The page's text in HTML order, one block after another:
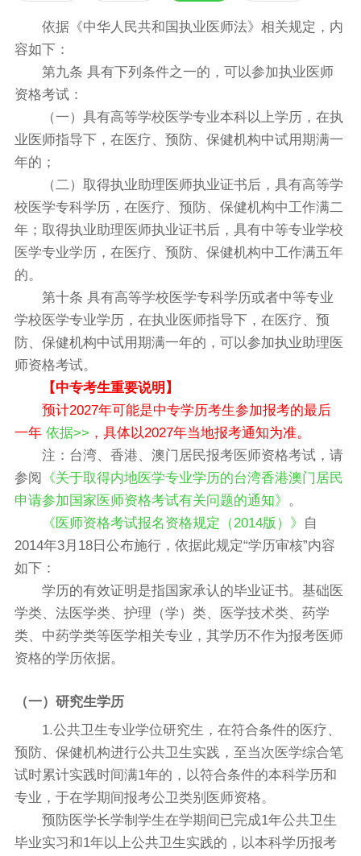
依据《中华人民共和国执业医师法》相关规定，内
容如下：
第九条 具有下列条件之一的，可以参加执业医师
资格考试：
（一）具有高等学校医学专业本科以上学历，在执
业医师指导下，在医疗、预防、保健机构中试用期满一
年的；
（二）取得执业助理医师执业证书后，具有高等学
校医学专科学历，在医疗、预防、保健机构中工作满二
年；取得执业助理医师执业证书后，具有中等专业学校
医学专业学历，在医疗、预防、保健机构中工作满五年
的。
第十条 具有高等学校医学专科学历或者中等专业
学校医学专业学历，在执业医师指导下，在医疗、预
防、保健机构中试用期满一年的，可以参加执业助理医
师资格考试。
【中专考生重要说明】
预计2027年可能是中专学历考生参加报考的最后
一年 依据>> ，具体以2027年当地报考通知为准。
注：台湾、香港、澳门居民报考医师资格考试，请
参阅 《关于取得内地医学专业学历的台湾香港澳门居民
申请参加国家医师资格考试有关问题的通知》 。
《医师资格考试报名资格规定（2014版）》 自
2014年3月18日公布施行，依据此规定“学历审核”内容
如下：
学历的有效证明是指国家承认的毕业证书。基础医
学类、法医学类、护理（学）类、医学技术类、药学
类、中药学类等医学相关专业，其学历不作为报考医师
资格的学历依据。
（一）研究生学历
1.公共卫生专业学位研究生，在符合条件的医疗、
预防、保健机构进行公共卫生实践，至当次医学综合笔
试时累计实践时间满1年的，以符合条件的本科学历和
专业，于在学期间报考公卫类别医师资格。
预防医学长学制学生在学期间已完成1年公共卫生
毕业实习和1年以上公共卫生实践的，以本科学历报考